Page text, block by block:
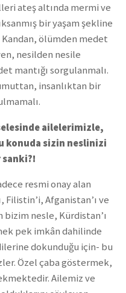
ateş altında mermi ve
bir yaşam şekline
Kandan, ölümden medet
nesilden nesile
mantığı sorgulanmalı.
insanlıktan bir
ailelerimizle,
konuda sizin neslinizi
resmi onay alan
Filistin’i, Afganistan’ı ve
nesle, Kürdistan’ı
pek imkân dahilinde
dokunduğu için- bu
Özel çaba göstermek,
Ailemiz ve